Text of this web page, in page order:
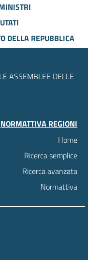
DELLA REPUBBLICA
ASSEMBLEE DELLE
NORMATTIVA REGIONI
Home
Ricerca semplice
Ricerca avanzata
Normattiva